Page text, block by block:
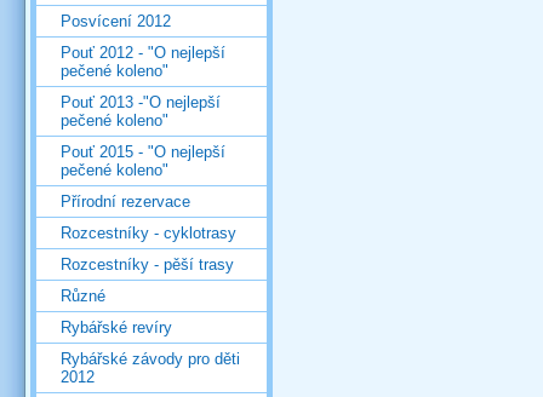
Posvícení 2012
Pouť 2012 - "O nejlepší
pečené koleno"
Pouť 2013 -"O nejlepší
pečené koleno"
Pouť 2015 - "O nejlepší
pečené koleno"
Přírodní rezervace
Rozcestníky - cyklotrasy
Rozcestníky - pěší trasy
Různé
Rybářské revíry
Rybářské závody pro děti
2012